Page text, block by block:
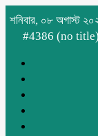
শনিবার, ০৮ অগাস্ট
#4386 (no title)